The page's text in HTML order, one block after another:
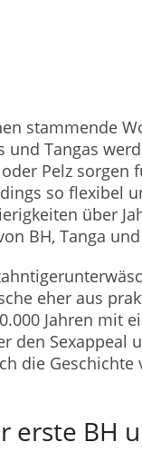
stammende
Tangas
Pelz
so flexibel
über
BH, Tanga
eher aus
Jahren mit
den Sexappeal
die Geschichte
erste BH